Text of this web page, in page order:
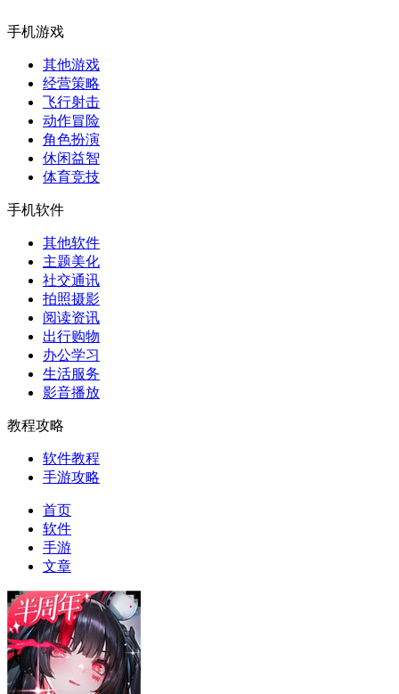
手机游戏
其他游戏
经营策略
飞行射击
动作冒险
角色扮演
休闲益智
体育竞技
手机软件
其他软件
主题美化
社交通讯
拍照摄影
阅读资讯
出行购物
办公学习
生活服务
影音播放
教程攻略
软件教程
手游攻略
首页
软件
手游
文章